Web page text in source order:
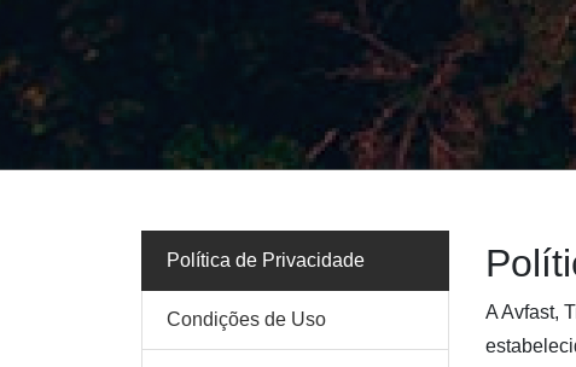
Política de Privacidade
Condições de Uso
A Avfast,